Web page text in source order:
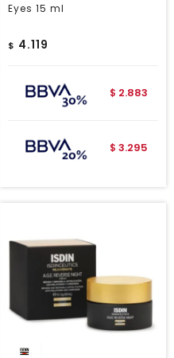
Eyes 15 ml
$ 4.119
$ 2.883
$ 3.295